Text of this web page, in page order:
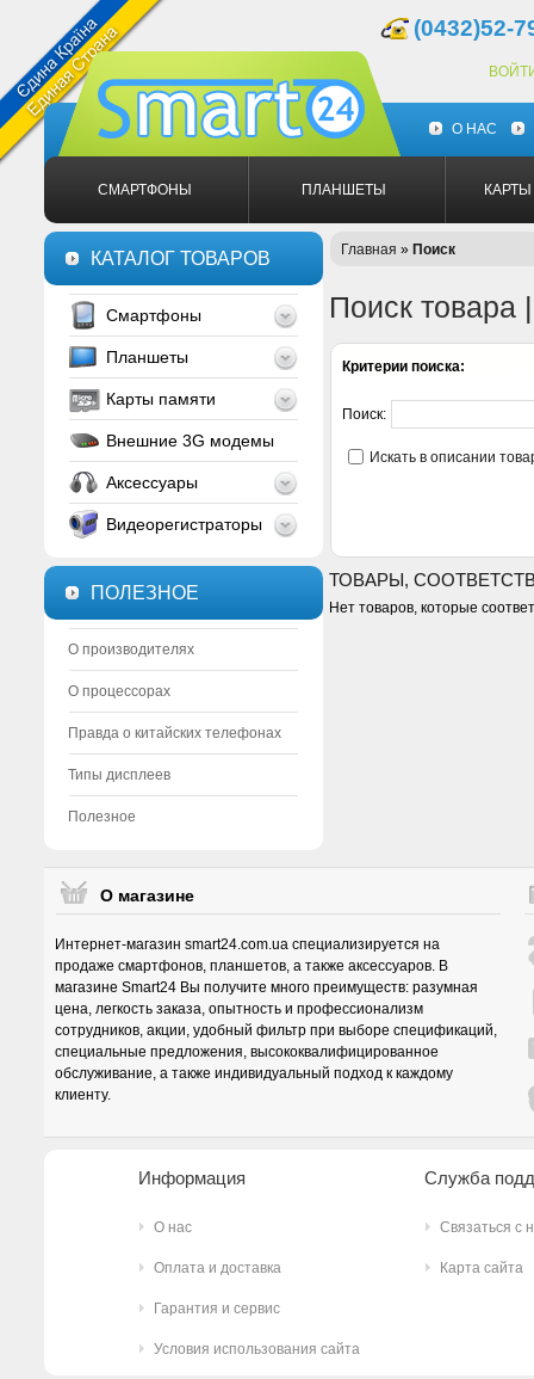
(0432)52-
О НАС
СМАРТФОНЫ ПЛАНШЕТЫ
КАТАЛОГ ТОВАРОВ
Смартфоны
Планшеты
Карты памяти
Внешние 3G модемы
Аксессуары
Видеорегистраторы
ПОЛЕЗНОЕ
О производителях
О процессорах
Правда о китайских телефонах
Типы дисплеев
Полезное
Главная » Поиск
Поиск товара
Критерии поиска:
Поиск:
Искать в описании
ТОВАРЫ,
Нет товаров, которые
О магазине
Интернет-магазин smart24.com.ua специализируется на
продаже смартфонов, планшетов, а также аксессуаров. В
магазине Smart24 Вы получите много преимуществ: разумная
цена, легкость заказа, опытность и профессионализм
сотрудников, акции, удобный фильтр при выборе спецификаций,
специальные предложения, высококвалифицированное
обслуживание, а также индивидуальный подход к каждому
клиенту.
Информация
О нас
Оплата и доставка
Гарантия и сервис
Условия использования сайта
Служба
Связаться с
Карта сайта